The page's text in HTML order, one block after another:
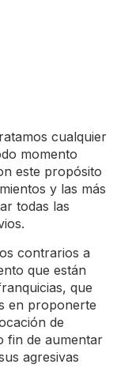
cualquier
momento
este propósito
y las más
todas las
contrarios a
que están
que
en proponerte
de
fin de aumentar
agresivas